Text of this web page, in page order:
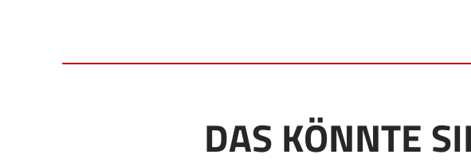
DAS KÖNNTE